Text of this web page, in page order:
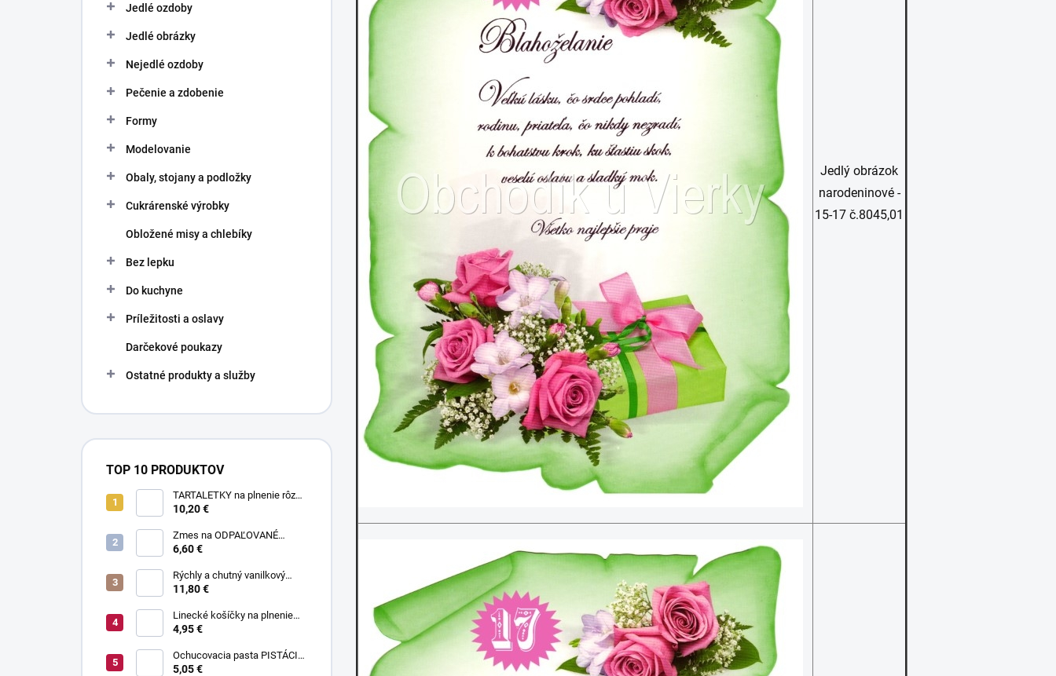
Jedlé ozdoby
Jedlé obrázky
Nejedlé ozdoby
Pečenie a zdobenie
Formy
Modelovanie
Obaly, stojany a podložky
Cukrárenské výrobky
Obložené misy a chlebíky
Bez lepku
Do kuchyne
Príležitosti a oslavy
Darčekové poukazy
Ostatné produkty a služby
TOP 10 PRODUKTOV
TARTALETKY na plnenie rôzne
druhy 34 ks
10,20 €
Zmes na ODPAĽOVANÉ
CESTO bez odpaľovania 500 g
6,60 €
Rýchly a chutný vanilkový
puding bez varenia 1 kg
11,80 €
Linecké košíčky na plnenie
300 g
4,95 €
Ochucovacia pasta PISTÁCIA
70 g
5,05 €
Jedlý obrázok
narodeninové -
15-17 č.8045,01